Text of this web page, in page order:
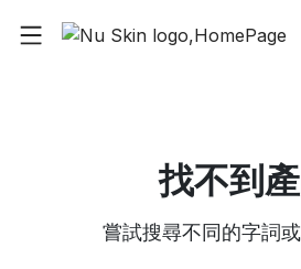
找不到
嘗試搜尋不同的字詞